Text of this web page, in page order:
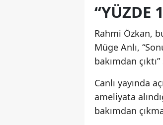
“YÜZDE
Rahmi Özkan,
Müge Anlı,
bakımdan
Canlı yayında
ameliyata
bakımdan